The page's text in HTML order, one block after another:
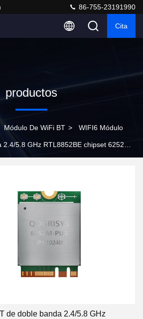
86-755-23191990
Cita
productos
Módulo De WiFi BT > WIFI6 Módulo
5.8 GHz RTL8852BE chipset 6252M-
de doble banda 2.4/5.8 GHz